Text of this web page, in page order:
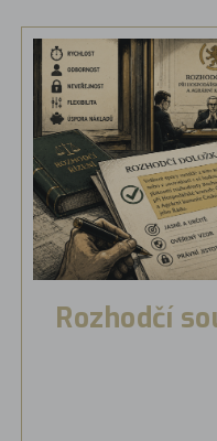
Rozhodčí